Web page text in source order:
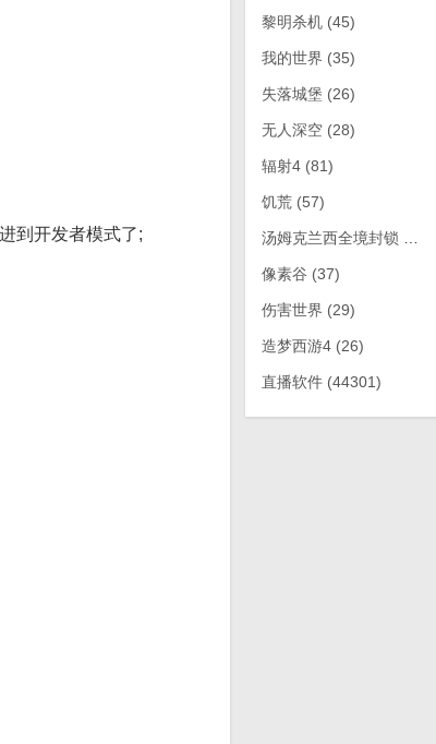
到开发者模式了;
黎明杀机(45)
我的世界 (35)
失落城堡 (26)
无人深空(28)
辐射4(81)
饥荒(57)
汤姆克兰西全境封锁
像素谷 (37)
伤害世界 (29)
造梦西游4(26)
直播软件(44301)